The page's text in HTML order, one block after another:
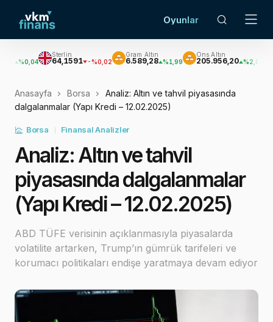
Oyunlar
Sterlin
64,1591 -%0,02
Gram Altın
6.589,28 %1,99
Ons Altın
205.956,20 %2,03
Anasayfa Borsa
Analiz: Altın ve tahvil piyasasında
dalgalanmalar (Yapı Kredi – 12.02.2025)
Borsa Finansal Analizler
Analiz: Altın ve tahvil
piyasasında dalgalanmalar
(Yapı Kredi – 12.02.2025)
ABD TÜFE verisinin açıklanmasıyla piyasalarda
volatilite artarken, Trump’ın gümrük tarifeleri ve
korumacı politikaları endişe yaratmaya devam ediyor